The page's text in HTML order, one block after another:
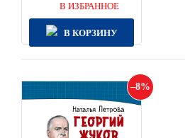
В ИЗБРАННОЕ
В КОРЗИНУ
8